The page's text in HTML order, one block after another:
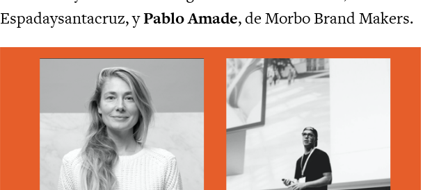
Espadaysantacruz, yPablo Amade, de Morbo Brand Makers.